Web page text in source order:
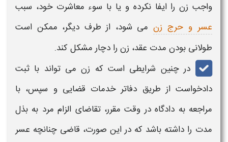
واجب زن را ایفا نکرده و یا با سوء معاشرت خود، سبب
عسر و حرج زن می شود، از طرف دیگر، ممکن است
طولانی بودن مدت عقد، زن را دچار مشکل کند.
در چنین شرایطی است که زن می تواند با ثبت
دادخواست از طریق دفاتر خدمات قضایی و سپس، با
مراجعه به دادگاه در وقت مقرر، تقاضای الزام مرد به بذل
مدت را داشته باشد که در این صورت، قاضی چنانچه عسر